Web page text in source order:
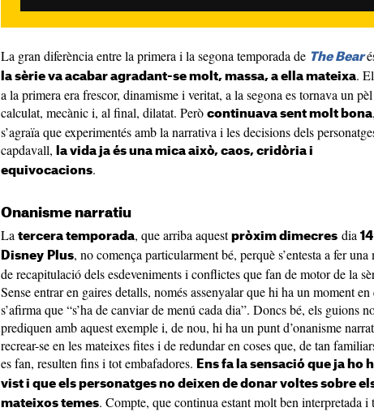
La gran diferència entre la primera i la segona temporada de The Bear
la sèrie va acabar agradant-se molt, massa, a ella mateixa.
a la primera era frescor, dinamisme i veritat, a la segona es tornava un pèl
calculat, mecànic i, al final, dilatat. Però continuava sent molt bona
s’agraïa que experimentés amb la narrativa i les decisions dels
capdavall,
la vida ja és una mica això, caos, cridòria i
equivocacions.
Onanisme narratiu
La tercera temporada, que arriba aquest pròxim dimecres dia 14
Disney Plus, no comença particularment bé, perquè s’entesta a fer una
de recapitulació dels esdeveniments i conflictes que fan de motor de la
Sense entrar en gaires detalls, només assenyalar que hi ha un moment en
s’afirma que “s’ha de canviar de menú cada dia”. Doncs bé, els guions
prediquen amb aquest exemple i, de nou, hi ha un punt d’onanisme
recrear-se en les mateixes fites i de redundar en coses que, de tan
es fan, resulten fins i tot embafadores. Ens fa la sensació que ja ho
vist i que els personatges no deixen de donar voltes sobre
mateixos temes. Compte, que continua estant molt ben interpretada i